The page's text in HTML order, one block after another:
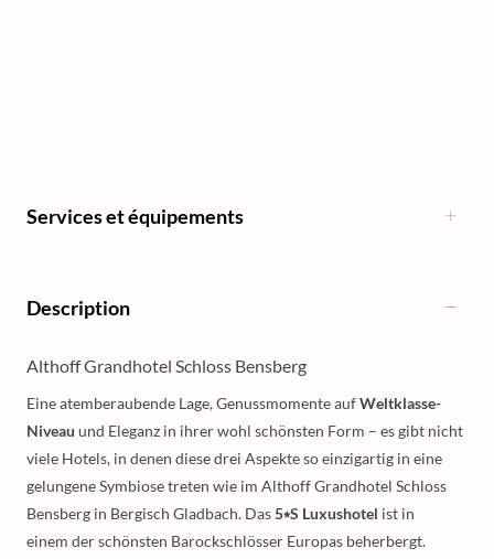
Services et équipements
Description
Althoff Grandhotel Schloss Bensberg
Eine atemberaubende Lage, Genussmomente aufWeltklasse-
Niveau und Eleganz in ihrer wohl schönsten Form – es gibt nicht
viele Hotels, in denen diese drei Aspekte so einzigartig in eine
gelungene Symbiose treten wie im Althoff Grandhotel Schloss
Bensberg in Bergisch Gladbach. Das5⭑S Luxushotel ist in
einem der schönsten Barockschlösser Europas beherbergt.